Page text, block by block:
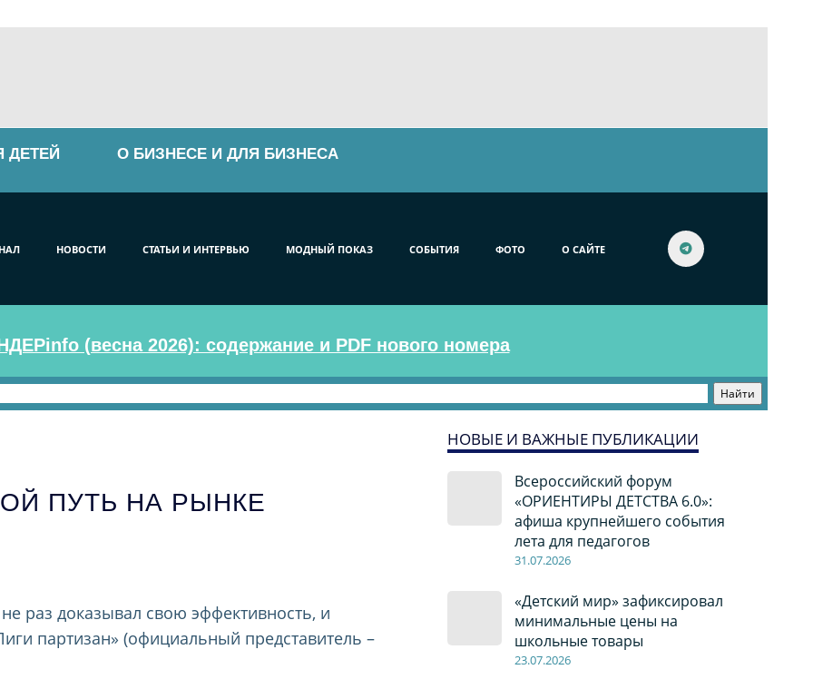
ДЕТЕЙ О БИЗНЕСЕ И ДЛЯ БИЗНЕСА
НОВОСТИ СТАТЬИ И ИНТЕРВЬЮ МОДНЫЙ ПОКАЗ СОБЫТИЯ ФОТО О САЙТЕ
(весна 2026): содержание и PDF нового номера
НОВЫЕ И ВАЖНЫЕ ПУБЛИКАЦИИ
Всероссийский форум
«ОРИЕНТИРЫ ДЕТСТВА 6.0»:
афиша крупнейшего события
лета для педагогов
31.07.2026
«Детский мир» зафиксировал
минимальные цены на
школьные товары
23.07.2026
ПУТЬ НА РЫНКЕ
раз доказывал свою эффективность, и
партизан» (официальный представитель –